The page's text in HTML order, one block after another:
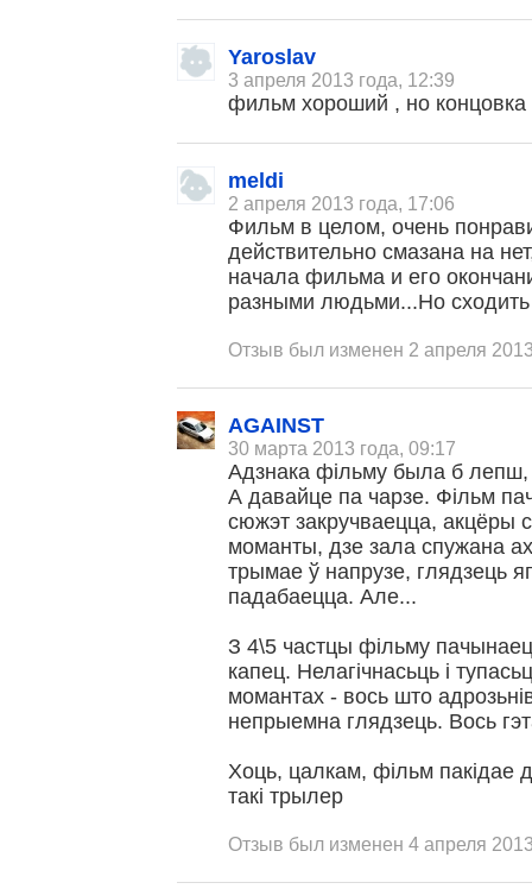
Yaroslav
3 апреля 2013 года, 12:39
фильм хороший , но концовка
meldi
2 апреля 2013 года, 17:06
Фильм в целом, очень
действительно смазана на
начала фильма и его
разными людьми...Но сходить
Отзыв был изменен 2 апреля
AGAINST
30 марта 2013 года, 09:17
Адзнака фільму была б лепш,
А давайце па чарзе. Фільм
сюжэт закручваецца, акцёры
моманты, дзе зала спужана
трымае ў напрузе, глядзець
падабаецца. Але...
З 4\5 частцы фільму
капец. Нелагічнасьць і
момантах - вось што
непрыемна глядзець. Вось
Хоць, цалкам, фільм пакідае
такі трылер
Отзыв был изменен 4 апреля